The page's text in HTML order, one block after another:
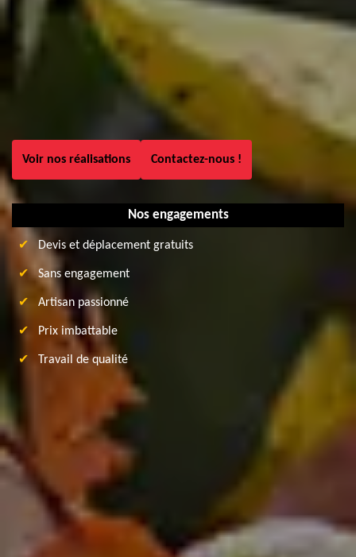
Voir nos réalisations Contactez-nous !
Nos engagements
Devis et déplacement gratuits
Sans engagement
Artisan passionné
Prix imbattable
Travail de qualité